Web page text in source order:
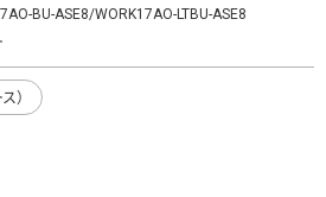
BU-ASE8/WORK17AO-LTBU-ASE8
）